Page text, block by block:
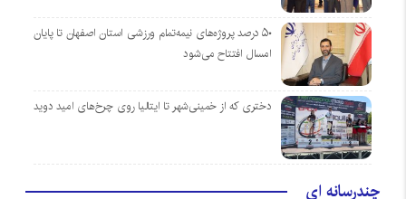
۵۰ درصد پروژه‌های نیمه‌تمام ورزشی استان اصفهان تا پایان
امسال افتتاح می‌شود
دختری که از خمینی‌شهر تا ایتالیا روی چرخ‌های امید دوید
چندرسانه ای